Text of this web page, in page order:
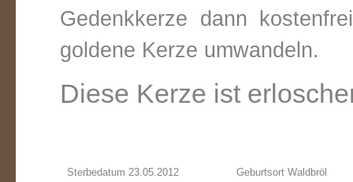
Gedenkkerze dann
goldene Kerze umwandeln.
Diese Kerze ist
Sterbedatum 23.05.2012 Geburtsort Waldbröl